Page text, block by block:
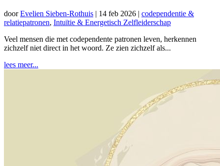
doorEvelien Sieben-Rothuis | 14 feb 2026 | codependentie &
relatiepatronen, Intuïtie & Energetisch Zelfleiderschap
Veel mensen die met codependente patronen leven, herkennen
zichzelf niet direct in het woord. Ze zien zichzelf als...
lees meer...